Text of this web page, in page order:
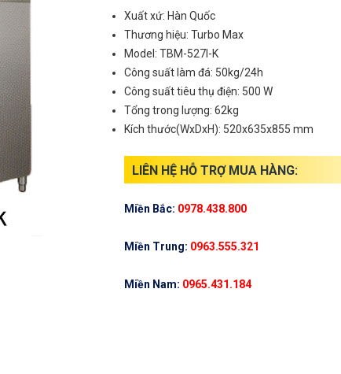
Xuất xứ: Hàn Quốc
Thương hiệu: Turbo Max
Model: TBM-527I-K
Công suất làm đá: 50kg/24h
Công suất tiêu thụ điện: 500 W
Tổng trong lượng: 62kg
Kích thước(WxDxH): 520x635x855 mm
LIÊN HỆ HỖ TRỢ MUA HÀNG:
Miền Bắc: 0978.438.800
Miền Trung: 0963.555.321
Miền Nam: 0965.431.184